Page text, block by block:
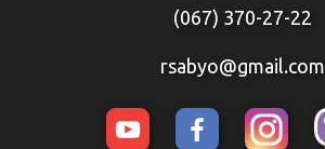
(067) 370-27-22
rsabyo@gmail.com